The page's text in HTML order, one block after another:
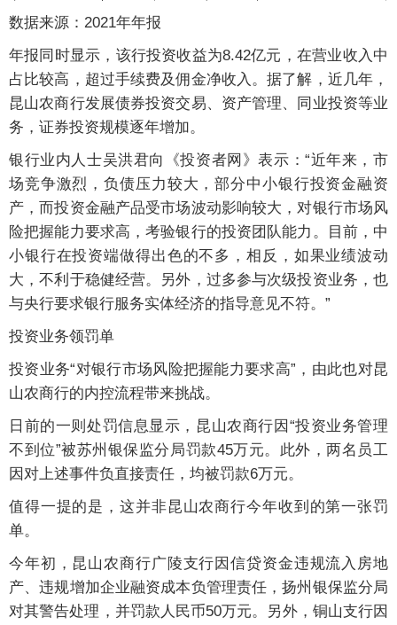
数据来源：2021年年报
年报同时显示，该行投资收益为8.42亿元，在营业收入中
占比较高，超过手续费及佣金净收入。据了解，近几年，
昆山农商行发展债券投资交易、资产管理、同业投资等业
务，证券投资规模逐年增加。
银行业内人士吴洪君向《投资者网》表示：“近年来，市
场竞争激烈，负债压力较大，部分中小银行投资金融资
产，而投资金融产品受市场波动影响较大，对银行市场风
险把握能力要求高，考验银行的投资团队能力。目前，中
小银行在投资端做得出色的不多，相反，如果业绩波动
大，不利于稳健经营。另外，过多参与次级投资业务，也
与央行要求银行服务实体经济的指导意见不符。”
投资业务领罚单
投资业务“对银行市场风险把握能力要求高”，由此也对昆
山农商行的内控流程带来挑战。
日前的一则处罚信息显示，昆山农商行因“投资业务管理
不到位”被苏州银保监分局罚款45万元。此外，两名员工
因对上述事件负直接责任，均被罚款6万元。
值得一提的是，这并非昆山农商行今年收到的第一张罚
单。
今年初，昆山农商行广陵支行因信贷资金违规流入房地
产、违规增加企业融资成本负管理责任，扬州银保监分局
对其警告处理，并罚款人民币50万元。另外，铜山支行因